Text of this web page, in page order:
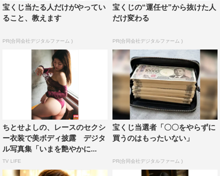
宝くじ当たる人だけがやってい
ること、教えます
PR(合同会社デジタルファーム )
宝くじの“運任せ”から抜けた人
だけ変わる
PR(合同会社デジタルファーム )
ちとせよしの、レースのセクシ
ー衣装で美ボディ披露 デジタ
ル写真集「いまを艶やかに...
TV LIFE
宝くじ当選者「〇〇をやらずに
買うのはもったいない」
PR(合同会社デジタルファーム )